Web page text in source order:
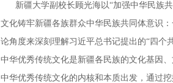
新疆大学副校长顾光海以“加强中华民族共
文化铸牢新疆各族群众中华民族共同体意识
论角度来深刻理解习近平总书记提出的“四个
中华优秀传统文化是新疆各民族的文化基因
中华优秀传统文化的内核和本质出发，通过